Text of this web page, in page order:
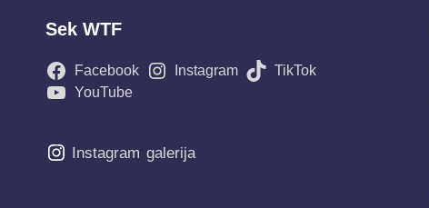
Sek WTF
Facebook Instagram
TikTok
YouTube
Instagram galerija